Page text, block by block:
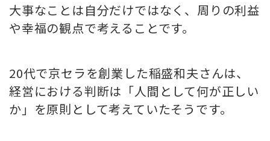
大事なことは自分だけではなく、周りの利益
や幸福の観点で考えることです。
20代で京セラを創業した稲盛和夫さんは、
経営における判断は「人間として何が正しい
か」を原則として考えていたそうです。